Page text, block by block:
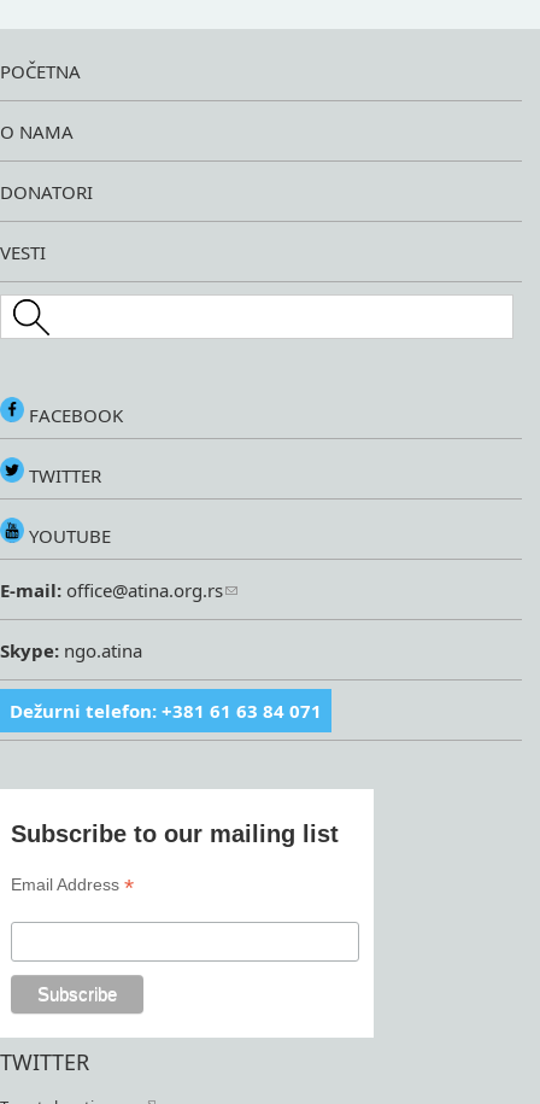
POČETNA
O NAMA
DONATORI
VESTI
Search this site
FACEBOOK
TWITTER
YOUTUBE
E-mail: office@atina.org.rs
Skype: ngo.atina
Dežurni telefon: +381 61 63 84 071
Subscribe to our mailing list
Email Address*
TWITTER